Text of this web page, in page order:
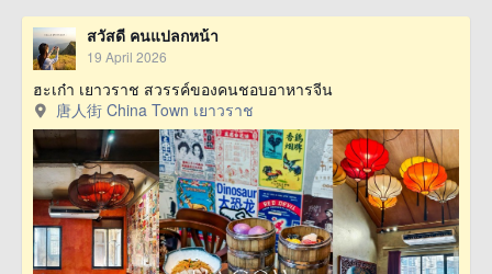
สวัสดี คนแปลกหน้า
19 April 2026
ฮะเก๋า เยาวราช สวรรค์ของคนชอบอาหารจีน
唐人街 China Town เยาวราช